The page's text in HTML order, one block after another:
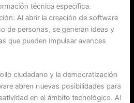
técnica específica.
Al abrir la creación de software
de personas, se generan ideas y
que pueden impulsar avances
ciudadano y la democratización
abren nuevas posibilidades para
en el ámbito tecnológico. Al